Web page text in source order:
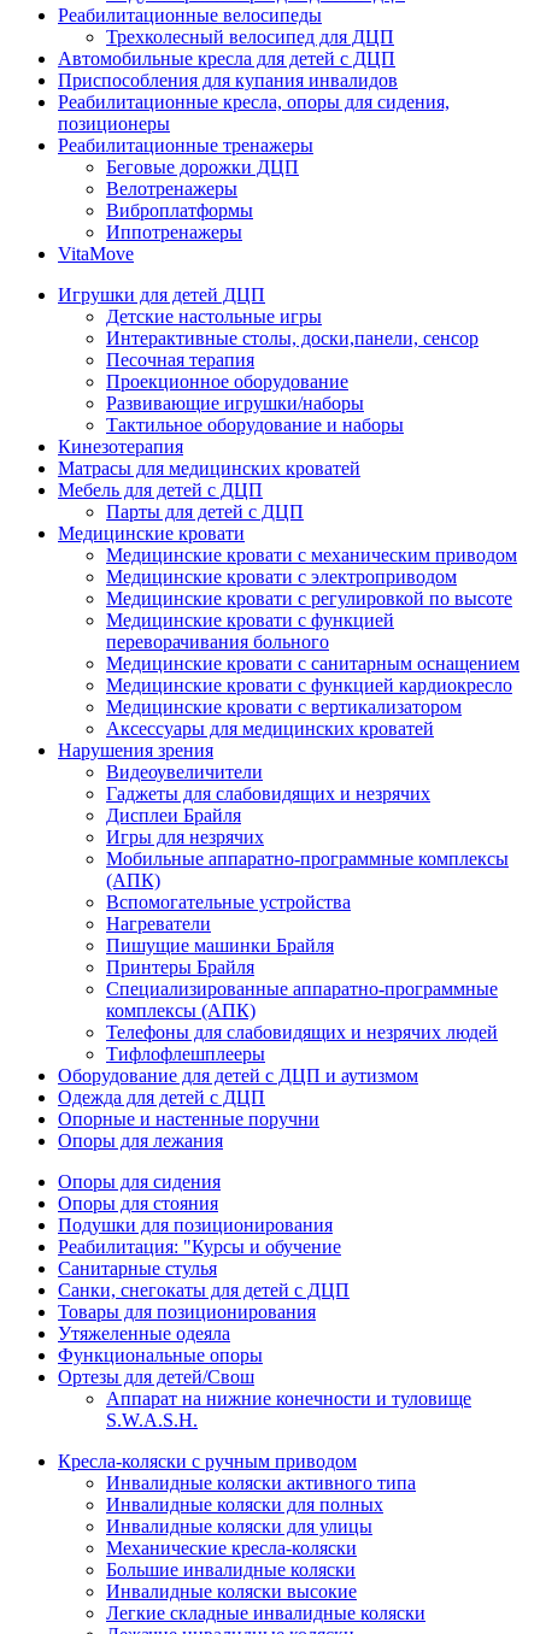
Реабилитационные велосипеды
Трехколесный велосипед для ДЦП
Автомобильные кресла для детей с ДЦП
Приспособления для купания инвалидов
Реабилитационные кресла, опоры для сидения,
позиционеры
Реабилитационные тренажеры
Беговые дорожки ДЦП
Велотренажеры
Виброплатформы
Иппотренажеры
VitaMove
Игрушки для детей ДЦП
Детские настольные игры
Интерактивные столы, доски,панели, сенсор
Песочная терапия
Проекционное оборудование
Развивающие игрушки/наборы
Тактильное оборудование и наборы
Кинезотерапия
Матрасы для медицинских кроватей
Мебель для детей с ДЦП
Парты для детей с ДЦП
Медицинские кровати
Медицинские кровати с механическим приводом
Медицинские кровати с электроприводом
Медицинские кровати с регулировкой по высоте
Медицинские кровати с функцией
переворачивания больного
Медицинские кровати с санитарным оснащением
Медицинские кровати с функцией кардиокресло
Медицинские кровати с вертикализатором
Аксессуары для медицинских кроватей
Нарушения зрения
Видеоувеличители
Гаджеты для слабовидящих и незрячих
Дисплеи Брайля
Игры для незрячих
Мобильные аппаратно-программные комплексы
(АПК)
Вспомогательные устройства
Нагреватели
Пишущие машинки Брайля
Принтеры Брайля
Специализированные аппаратно-программные
комплексы (АПК)
Телефоны для слабовидящих и незрячих людей
Тифлофлешплееры
Оборудование для детей с ДЦП и аутизмом
Одежда для детей с ДЦП
Опорные и настенные поручни
Опоры для лежания
Опоры для сидения
Опоры для стояния
Подушки для позиционирования
Реабилитация: "Курсы и обучение
Санитарные стулья
Санки, снегокаты для детей с ДЦП
Товары для позиционирования
Утяжеленные одеяла
Функциональные опоры
Ортезы для детей/Свош
Аппарат на нижние конечности и туловище
S.W.A.S.H.
Кресла-коляски с ручным приводом
Инвалидные коляски активного типа
Инвалидные коляски для полных
Инвалидные коляски для улицы
Механические кресла-коляски
Большие инвалидные коляски
Инвалидные коляски высокие
Легкие складные инвалидные коляски